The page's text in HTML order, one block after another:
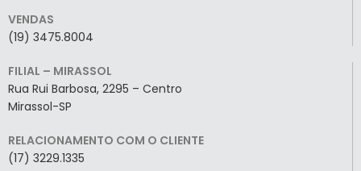
VENDAS
(19) 3475.8004
FILIAL – MIRASSOL
Rua Rui Barbosa, 2295 – Centro
Mirassol-SP
RELACIONAMENTO COM O CLIENTE
(17) 3229.1335